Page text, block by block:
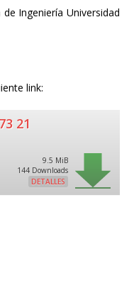
Ingeniería Universidad
link:
21
9.5 MiB
144 Downloads
DETALLES